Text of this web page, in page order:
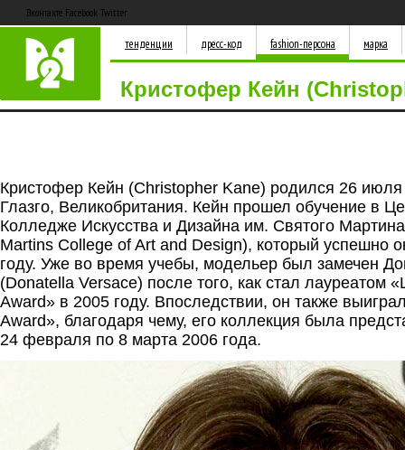
Вконтакте Facebook Twitter
тенденции дресс-код fashion-персона марка
Кристофер Кейн
Кристофер Кейн (Christopher Kane) родился 26 июля
Глазго, Великобритания. Кейн прошел обучение в
Колледже Искусства и Дизайна им. Святого
Martins College of Art and Design), который успешно
году. Уже во время учебы, модельер был замечен
(Donatella Versace) после того, как стал лауреатом
Award» в 2005 году. Впоследствии, он также
Award», благодаря чему, его коллекция была
24 февраля по 8 марта 2006 года.